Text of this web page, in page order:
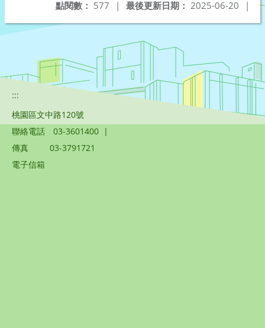
最後更新日期： 2025-06-20 |
點閱數： 577 |
:::
桃園區文中路120號
聯絡電話
03-3601400 |
傳真
03-3791721
電子信箱